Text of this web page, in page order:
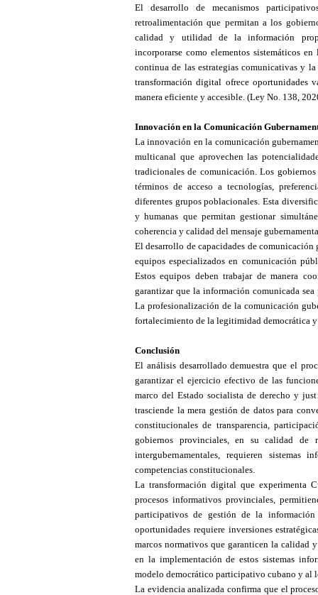
El desarrollo de mecanismos
retroalimentación que permitan a los
calidad y utilidad de la información
incorporarse como elementos sistemáticos
continua de las estrategias comunicativas y
transformación digital ofrece oportunidades
manera eficiente y accesible. (Ley No. 138,
Innovación en la Comunicación
La innovación en la comunicación
multicanal que aprovechen las
tradicionales de comunicación. Los
términos de acceso a tecnologías,
diferentes grupos poblacionales. Esta
y humanas que permitan gestionar
coherencia y calidad del mensaje
El desarrollo de capacidades de
equipos especializados en comunicación
Estos equipos deben trabajar de manera
garantizar que la información comunicada
La profesionalización de la comunicación
fortalecimiento de la legitimidad democrática
Conclusión
El análisis desarrollado demuestra que el
garantizar el ejercicio efectivo de las
marco del Estado socialista de derecho y
trasciende la mera gestión de datos para
constitucionales de transparencia,
gobiernos provinciales, en su calidad de
intergubernamentales, requieren
competencias constitucionales.
La transformación digital que experimenta
procesos informativos provinciales,
participativos de gestión de la información
oportunidades requiere inversiones
marcos normativos que garanticen la calidad
en la implementación de estos sistemas
modelo democrático participativo cubano y al
La evidencia analizada confirma que el